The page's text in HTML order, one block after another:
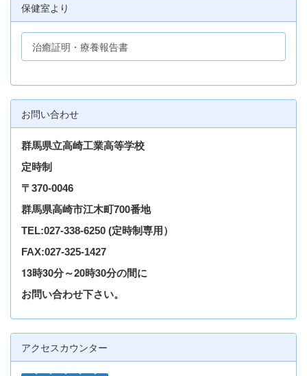
保健室より
治癒証明・療養報告書
お問い合わせ
群馬県立高崎工業高等学校
定時制
〒370-0046
群馬県高崎市江木町700番地
TEL:027-338-6250 (定時制専用）
FAX:027-325-1427
13時30分～20時30分の間に
お問い合わせ下さい。
アクセスカウンター